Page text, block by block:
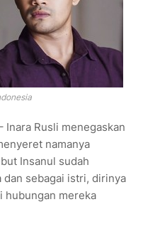
Inara Rusli menegaskan
namanya
Insanul sudah
dan sebagai istri, dirinya
hubungan mereka